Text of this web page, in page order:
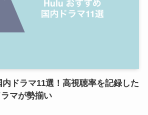
ドラマ11選！高視聴率を記録した
ラマが勢揃い